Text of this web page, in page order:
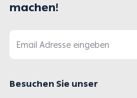
machen!
Besuchen Sie unser